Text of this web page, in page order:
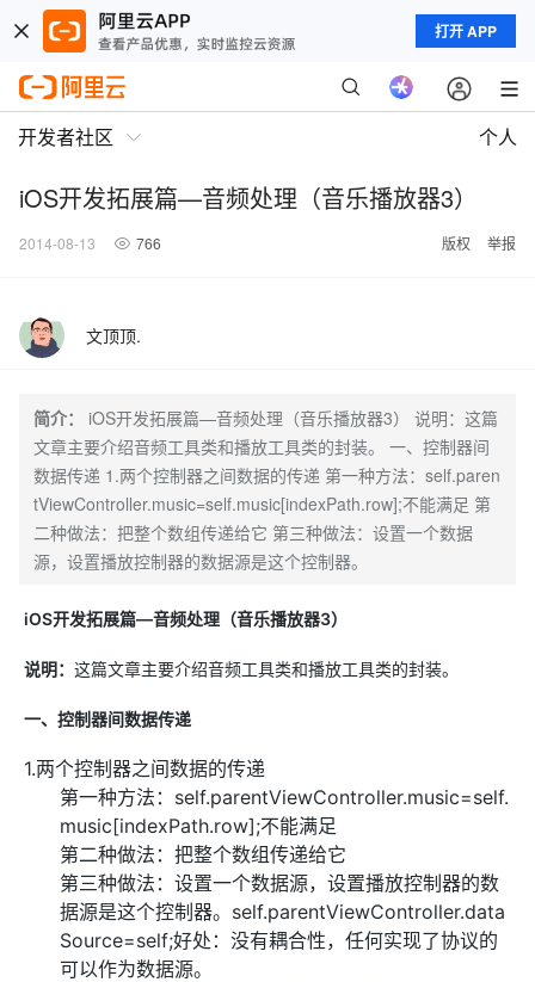
打开 APP
开发者社区 个人
iOS开发拓展篇—音频处理（音乐播放器3）
2014-08-13 766 版权 举报
文顶顶.
简介：
iOS开发拓展篇—音频处理（音乐播放器3） 说明：这篇
文章主要介绍音频工具类和播放工具类的封装。 一、控制器间
数据传递 1.两个控制器之间数据的传递 第一种方法：self.paren
tViewController.music=self.music[indexPath.row];不能满足 第
二种做法：把整个数组传递给它 第三种做法：设置一个数据
源，设置播放控制器的数据源是这个控制器。
iOS开发拓展篇—音频处理（音乐播放器3）
说明： 这篇文章主要介绍音频工具类和播放工具类的封装。
一、控制器间数据传递
1.两个控制器之间数据的传递
第一种方法：self.parentViewController.music=self.
music[indexPath.row];不能满足
第二种做法：把整个数组传递给它
第三种做法：设置一个数据源，设置播放控制器的数
据源是这个控制器。self.parentViewController.data
Source=self;好处：没有耦合性，任何实现了协议的
可以作为数据源。